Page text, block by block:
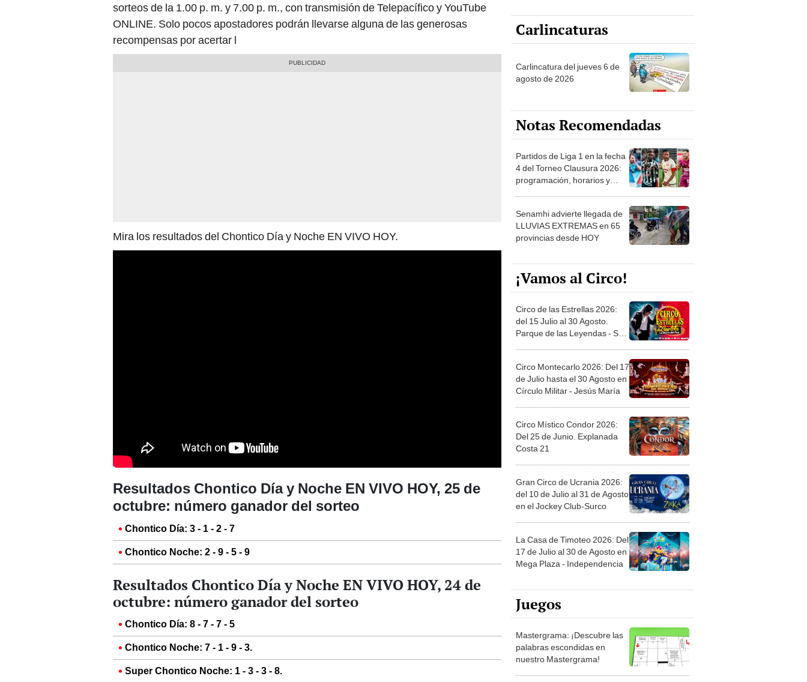
sorteos de la 1.00 p. m. y 7.00 p. m., con transmisión de Telepacífico y YouTube
ONLINE. Solo pocos apostadores podrán llevarse alguna de las generosas
recompensas por acertar l
Mira los resultados del Chontico Día y Noche EN VIVO HOY.
Resultados Chontico Día y Noche EN VIVO HOY, 25 de
octubre: número ganador del sorteo
Chontico Día: 3 - 1 - 2 - 7
Chontico Noche: 2 - 9 - 5 - 9
Resultados Chontico Día y Noche EN VIVO HOY, 24 de
octubre: número ganador del sorteo
Chontico Día: 8 - 7 - 7 - 5
Chontico Noche: 7 - 1 - 9 - 3.
Super Chontico Noche: 1 - 3 - 3 - 8.
Devolución del IVA
Carlincaturas
Carlincatura del jueves 6 de
agosto de 2026
Notas Recomendadas
Partidos de Liga 1 en la fecha
4 del Torneo Clausura 2026:
programación, horarios y
Senamhi advierte llegada de
LLUVIAS EXTREMAS en 65
provincias desde HOY
¡Vamos al Circo!
Circo de las Estrellas 2026:
del 15 Julio al 30 Agosto.
Parque de las Leyendas - San
Circo Montecarlo 2026: Del 17
de Julio hasta el 30 Agosto en
Círculo Militar - Jesús María
Circo Místico Condor 2026:
Del 25 de Junio. Explanada
Costa 21
Gran Circo de Ucrania 2026:
del 10 de Julio al 31 de Agosto
en el Jockey Club-Surco
La Casa de Timoteo 2026: Del
17 de Julio al 30 de Agosto en
Mega Plaza - Independencia
Juegos
Mastergrama: ¡Descubre las
palabras escondidas en
nuestro Mastergrama!